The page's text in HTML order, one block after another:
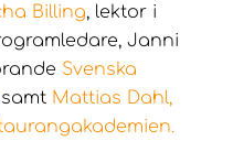
Billing, lektor i
Janni
Svenska
samt Mattias Dahl,